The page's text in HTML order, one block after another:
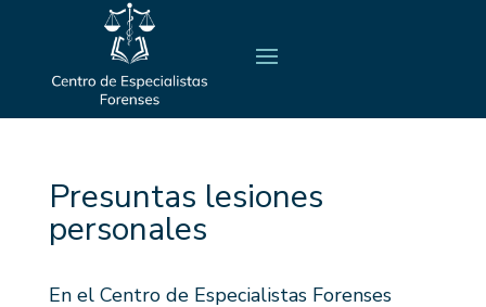
Presuntas lesiones
personales
En el Centro de Especialistas Forenses